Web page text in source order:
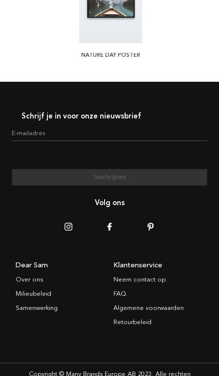
NATURE DAY POSTER
Schrijf je in voor onze nieuwsbrief
E-mailadres
Inschrijven
Volg ons
Dear Sam
Over ons
Milieubeleid
Samenwerking
Klantenservice
Neem contact op
FAQ
Algemene voorwaarden
Retourbeleid
Copyright © Many Brands Europe AB 2023. Alle rechten